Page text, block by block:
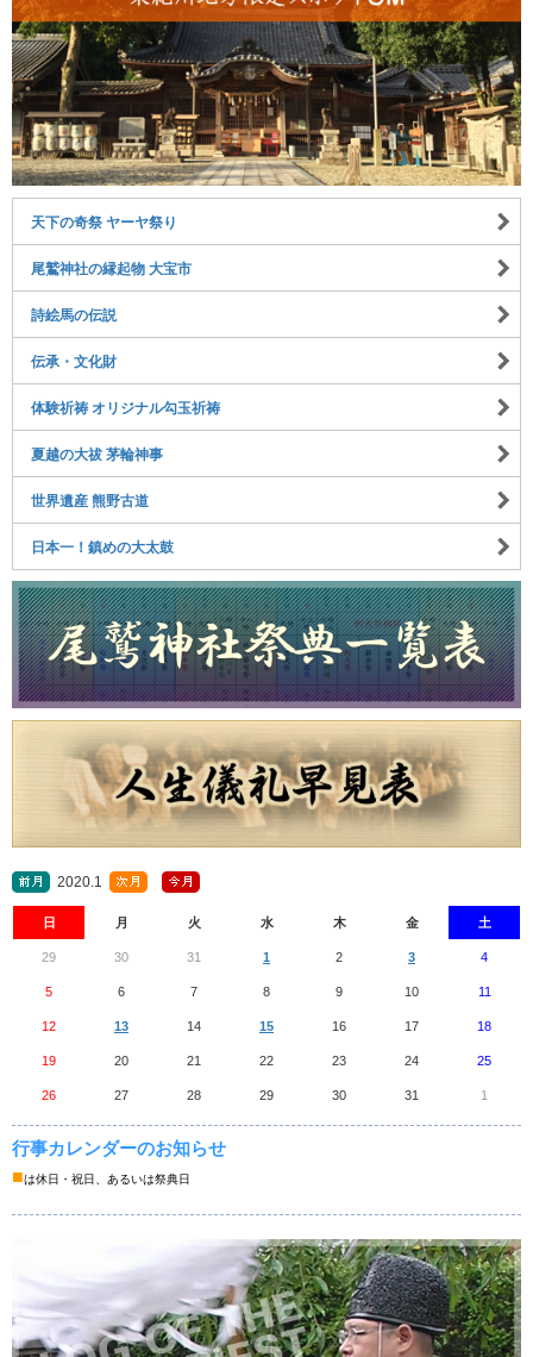
天下の奇祭 ヤーヤ祭り
尾鷲神社の縁起物 大宝市
詩絵馬の伝説
伝承・文化財
体験祈祷 オリジナル勾玉祈祷
夏越の大祓 茅輪神事
世界遺産 熊野古道
日本一！鎮めの大太鼓
2020.1
日 月 火 水 木 金 土
29 30 31 1 2 3 4
5 6 7 8 9 10 11
12 13 14 15 16 17 18
19 20 21 22 23 24 25
26 27 28 29 30 31 1
行事カレンダーのお知らせ
■は休日・祝日、あるいは祭典日